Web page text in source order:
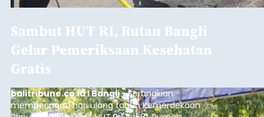
Sambut HUT RI, Rutan Bangli
Gelar Pemeriksaan Kesehatan
Gratis
balitribune.co.id I Bangli -Serangkian
memperingati hari ulang tahun Kemerdekaan